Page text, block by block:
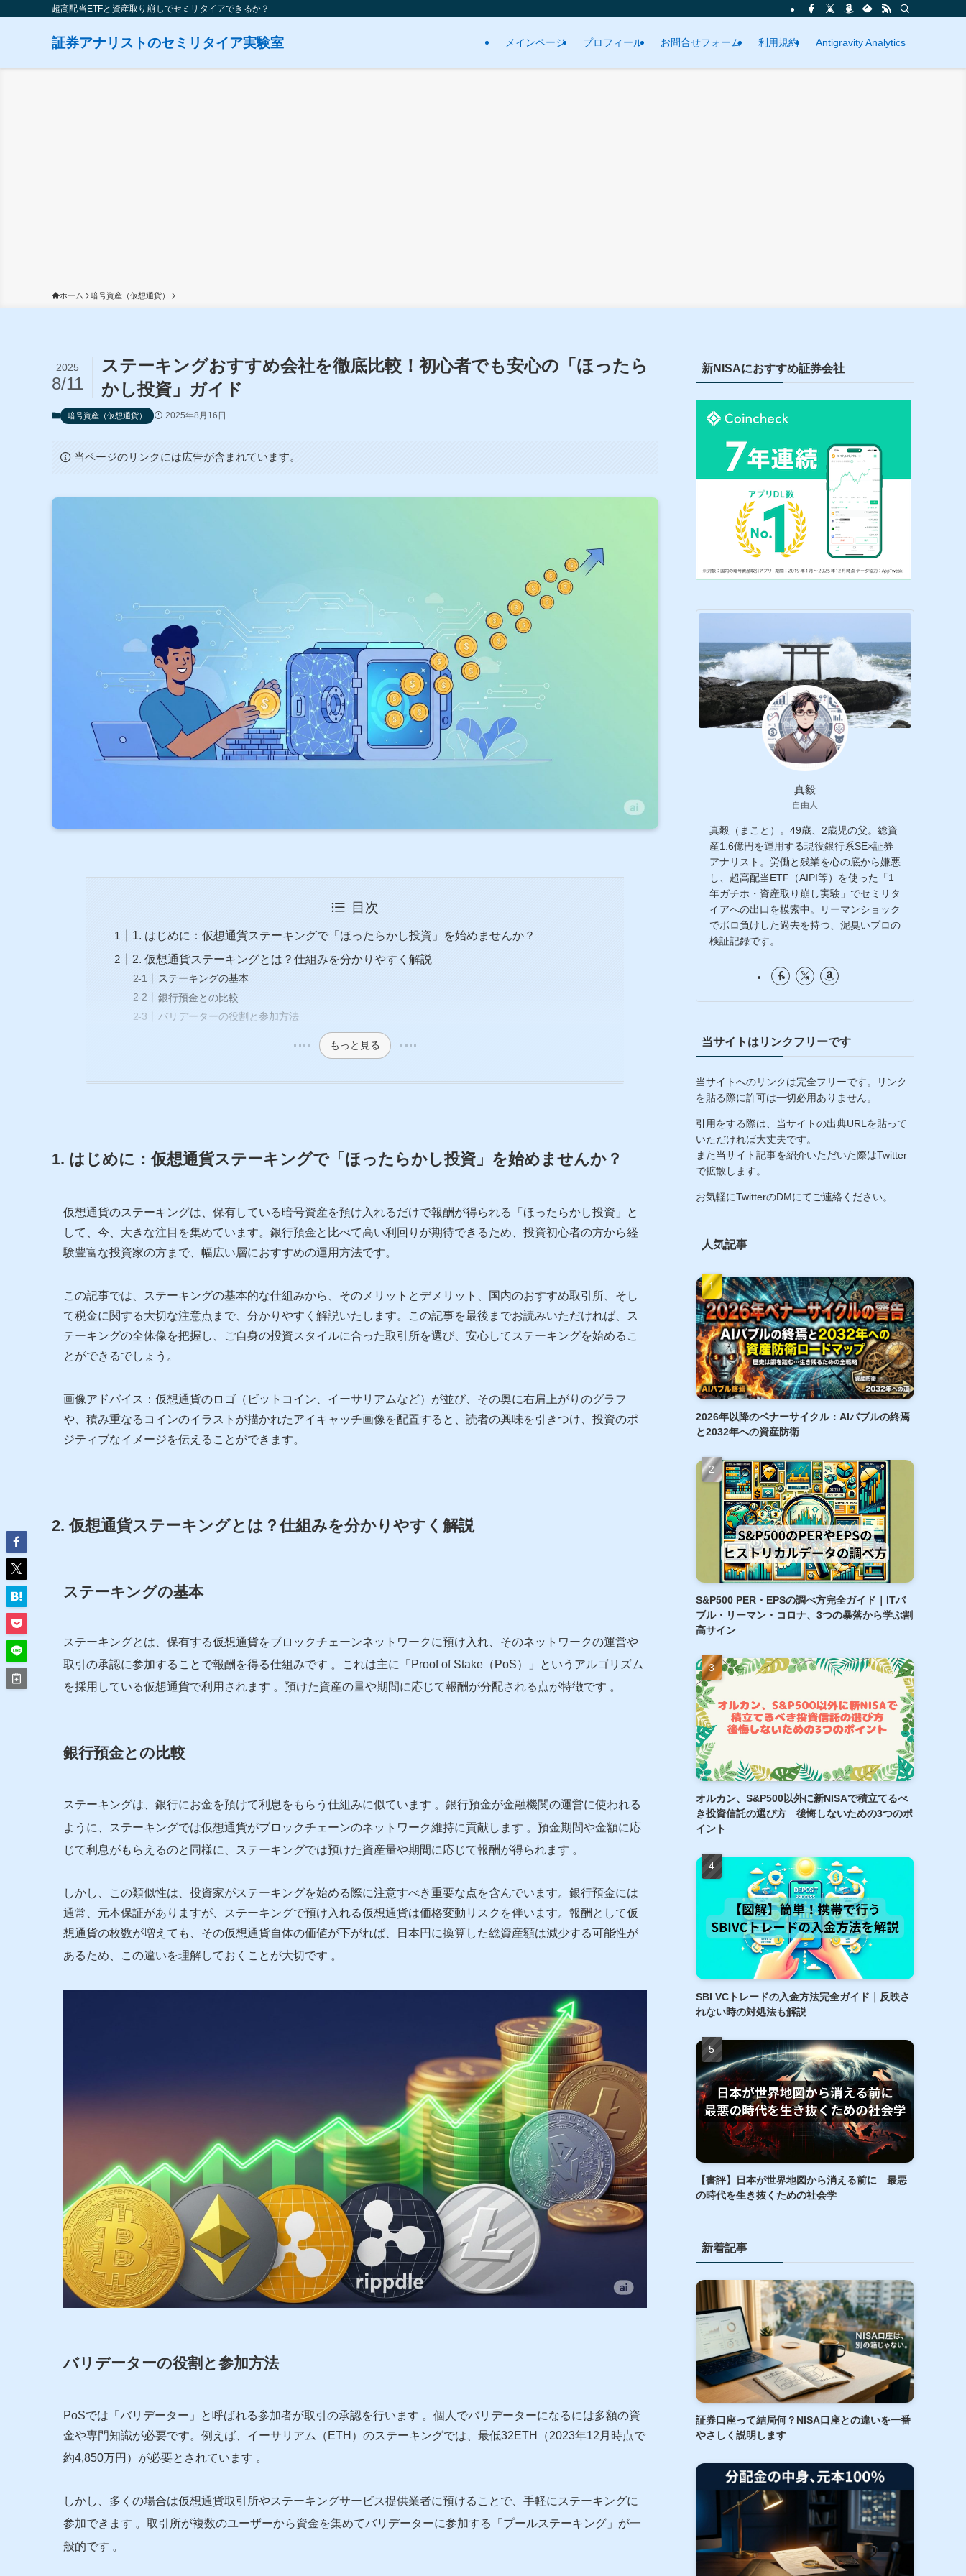
超高配当ETFと資産取り崩しでセミリタイアできるか？
証券アナリストのセミリタイア実験室 メインページ プロフィール お問合せフォーム 利用規約 Antigravity Analytics
ホーム 暗号資産（仮想通貨）
ステーキングおすすめ会社を徹底比較！初心者でも安心の「ほったら
かし投資」ガイド
2025
8/11
暗号資産（仮想通貨） 2025年8月16日
当ページのリンクには広告が含まれています。
目次
1. はじめに：仮想通貨ステーキングで「ほったらかし投資」を始めませんか？
2. 仮想通貨ステーキングとは？仕組みを分かりやすく解説
ステーキングの基本
銀行預金との比較
バリデーターの役割と参加方法
もっと見る
1. はじめに：仮想通貨ステーキングで「ほったらかし投資」を始めませんか？
仮想通貨のステーキングは、保有している暗号資産を預け入れるだけで報酬が得られる「ほったらかし投資」と
して、今、大きな注目を集めています。銀行預金と比べて高い利回りが期待できるため、投資初心者の方から経
験豊富な投資家の方まで、幅広い層におすすめの運用方法です。
この記事では、ステーキングの基本的な仕組みから、そのメリットとデメリット、国内のおすすめ取引所、そし
て税金に関する大切な注意点まで、分かりやすく解説いたします。この記事を最後までお読みいただければ、ス
テーキングの全体像を把握し、ご自身の投資スタイルに合った取引所を選び、安心してステーキングを始めるこ
とができるでしょう。
画像アドバイス：仮想通貨のロゴ（ビットコイン、イーサリアムなど）が並び、その奥に右肩上がりのグラフ
や、積み重なるコインのイラストが描かれたアイキャッチ画像を配置すると、読者の興味を引きつけ、投資のポ
ジティブなイメージを伝えることができます。
2. 仮想通貨ステーキングとは？仕組みを分かりやすく解説
ステーキングの基本
ステーキングとは、保有する仮想通貨をブロックチェーンネットワークに預け入れ、そのネットワークの運営や
取引の承認に参加することで報酬を得る仕組みです 。これは主に「Proof of Stake（PoS）」というアルゴリズム
を採用している仮想通貨で利用されます 。預けた資産の量や期間に応じて報酬が分配される点が特徴です 。
銀行預金との比較
ステーキングは、銀行にお金を預けて利息をもらう仕組みに似ています 。銀行預金が金融機関の運営に使われる
ように、ステーキングでは仮想通貨がブロックチェーンのネットワーク維持に貢献します 。預金期間や金額に応
じて利息がもらえるのと同様に、ステーキングでは預けた資産量や期間に応じて報酬が得られます 。
しかし、この類似性は、投資家がステーキングを始める際に注意すべき重要な点を含んでいます。銀行預金には
通常、元本保証がありますが、ステーキングで預け入れる仮想通貨は価格変動リスクを伴います。報酬として仮
想通貨の枚数が増えても、その仮想通貨自体の価値が下がれば、日本円に換算した総資産額は減少する可能性が
あるため、この違いを理解しておくことが大切です 。
バリデーターの役割と参加方法
PoSでは「バリデーター」と呼ばれる参加者が取引の承認を行います 。個人でバリデーターになるには多額の資
金や専門知識が必要です。例えば、イーサリアム（ETH）のステーキングでは、最低32ETH（2023年12月時点で
約4,850万円）が必要とされています 。
しかし、多くの場合は仮想通貨取引所やステーキングサービス提供業者に預けることで、手軽にステーキングに
参加できます 。取引所が複数のユーザーから資金を集めてバリデーターに参加する「プールステーキング」が一
般的です 。
新NISAにおすすめ証券会社
真毅
自由人
真毅（まこと）。49歳、2歳児の父。総資
産1.6億円を運用する現役銀行系SE×証券
アナリスト。労働と残業を心の底から嫌悪
し、超高配当ETF（AIPI等）を使った「1
年ガチホ・資産取り崩し実験」でセミリタ
イアへの出口を模索中。リーマンショック
でボロ負けした過去を持つ、泥臭いプロの
検証記録です。
当サイトはリンクフリーです
当サイトへのリンクは完全フリーです。リンク
を貼る際に許可は一切必用ありません。
引用をする際は、当サイトの出典URLを貼って
いただければ大丈夫です。
また当サイト記事を紹介いただいた際はTwitter
で拡散します。
お気軽にTwitterのDMにてご連絡ください。
人気記事
2026年以降のベナーサイクル：AIバブルの終焉
と2032年への資産防衛
S&P500 PER・EPSの調べ方完全ガイド｜ITバ
ブル・リーマン・コロナ、3つの暴落から学ぶ割
高サイン
オルカン、S&P500以外に新NISAで積立てるべ
き投資信託の選び方 後悔しないための3つのポ
イント
SBI VCトレードの入金方法完全ガイド｜反映さ
れない時の対処法も解説
【書評】日本が世界地図から消える前に 最悪
の時代を生き抜くための社会学
新着記事
証券口座って結局何？NISA口座との違いを一番
やさしく説明します